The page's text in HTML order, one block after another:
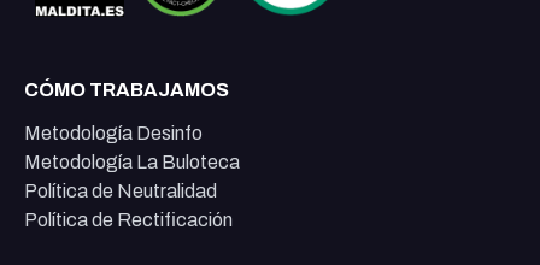
CÓMO TRABAJAMOS
Metodología Desinfo
Metodología La Buloteca
Política de Neutralidad
Política de Rectificación